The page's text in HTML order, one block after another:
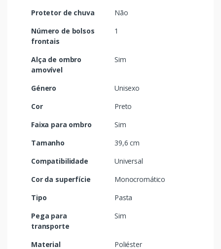
Protetor de chuva
Não
Número de bolsos
frontais
1
Alça de ombro
amovível
Sim
Género
Unisexo
Cor
Preto
Faixa para ombro
Sim
Tamanho
39,6 cm
Compatibilidade
Universal
Cor da superfície
Monocromático
Tipo
Pasta
Pega para
transporte
Sim
Material Poliéster